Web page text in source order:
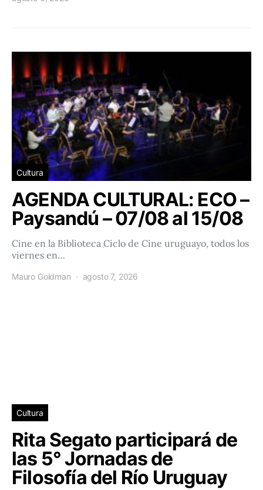
Cultura
AGENDA CULTURAL: ECO –
Paysandú – 07/08 al 15/08
Cine en la Biblioteca Ciclo de Cine uruguayo, todos los
viernes en…
Mauro Goldman agosto 7, 2026
Cultura
Rita Segato participará de
las 5° Jornadas de
Filosofía del Río Uruguay